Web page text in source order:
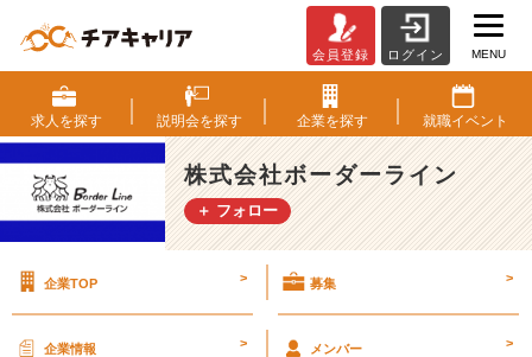
人
の
名
刺
が
届
た！
会員登録 ログイン MENU
求人を探す 説明会を探す 企業を探す 就職イベント
株式会社ボーダーライン
＋ フォロー
企業TOP > 募集 >
企業情報 > メンバー >